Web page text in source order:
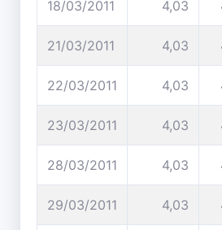
18/03/2011 4,03
21/03/2011 4,03
22/03/2011 4,03
23/03/2011 4,03
28/03/2011 4,03
29/03/2011 4,03